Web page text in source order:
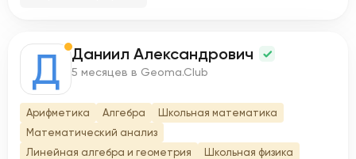
Д Даниил Александрович
5 месяцев в Geoma.Club
Арифметика Алгебра
Школьная математика
Математический анализ
Линейная алгебра и геометрия
Школьная физика